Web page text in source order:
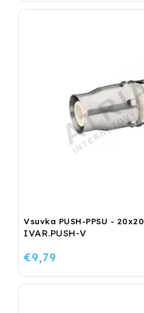
Vsuvka PUSH-PPSU - 20x20
IVAR.PUSH-V
€9,79